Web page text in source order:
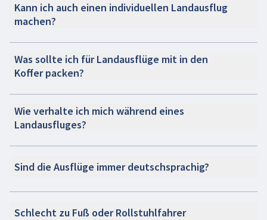
Kann ich auch einen individuellen Landausflug
machen?
Was sollte ich für Landausflüge mit in den
Koffer packen?
Wie verhalte ich mich während eines
Landausfluges?
Sind die Ausflüge immer deutschsprachig?
Schlecht zu Fuß oder Rollstuhlfahrer